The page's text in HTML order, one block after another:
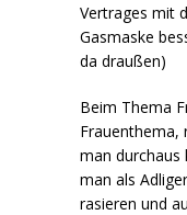
Vertrages mit
Gasmaske
da draußen)
Beim Thema
Frauenthema,
man durchaus
man als
rasieren und